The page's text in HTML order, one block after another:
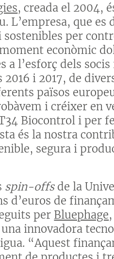
, creada el 2004,
L’empresa, que
sostenibles per
econòmic
a l’esforç dels
2016 i 2017, de
països
i créixer en
Biocontrol i per
és la nostra
segura i
spin-offsde la
d’euros de
per Bluephage
innovadora
“Aquest